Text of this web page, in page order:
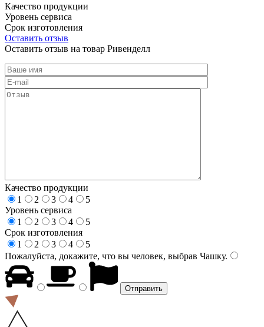
Качество продукции
Уровень сервиса
Срок изготовления
Оставить отзыв
Оставить отзыв на товар Ривенделл
Качество продукции
1
2 3 4
5
Уровень сервиса
1
2 3 4
5
Срок изготовления
1
2 3 4
5
Пожалуйста, докажите, что вы человек, выбрав Чашку.